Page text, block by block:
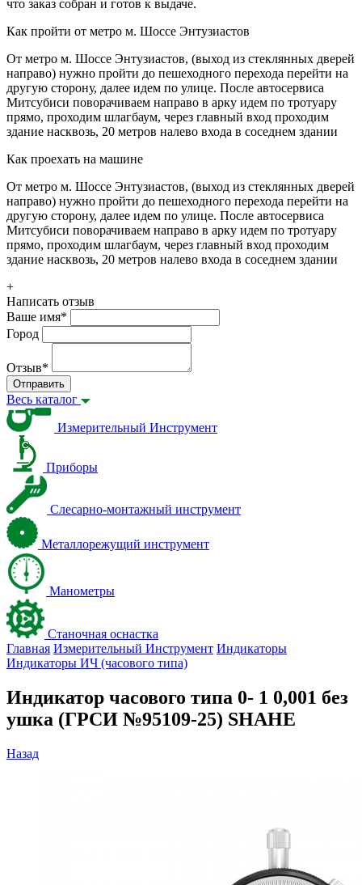
что заказ собран и готов к выдаче.
Как пройти от метро м. Шоссе Энтузиастов
От метро м. Шоссе Энтузиастов, (выход из стеклянных дверей
направо) нужно пройти до пешеходного перехода перейти на
другую сторону, далее идем по улице. После автосервиса
Митсубиси поворачиваем направо в арку идем по тротуару
прямо, проходим шлагбаум, через главный вход проходим
здание насквозь, 20 метров налево входа в соседнем здании
Как проехать на машине
От метро м. Шоссе Энтузиастов, (выход из стеклянных дверей
направо) нужно пройти до пешеходного перехода перейти на
другую сторону, далее идем по улице. После автосервиса
Митсубиси поворачиваем направо в арку идем по тротуару
прямо, проходим шлагбаум, через главный вход проходим
здание насквозь, 20 метров налево входа в соседнем здании
+
Написать отзыв
Ваше имя*
Город
Отзыв*
Отправить
Весь каталог
Измерительный Инструмент
Приборы
Слесарно-монтажный инструмент
Металлорежущий инструмент
Манометры
Станочная оснастка
Главная Измерительный Инструмент Индикаторы
Индикаторы ИЧ (часового типа)
Индикатор часового типа 0- 1 0,001 без
ушка (ГРСИ №95109-25) SHAHE
Назад